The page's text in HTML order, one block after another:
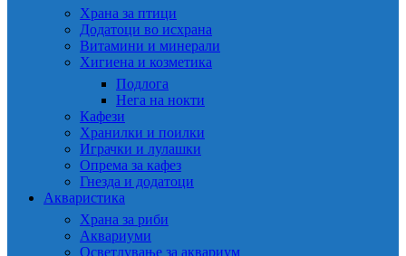
Храна за птици
Додатоци во исхрана
Витамини и минерали
Хигиена и козметика
Подлога
Нега на нокти
Кафези
Хранилки и поилки
Играчки и лулашки
Опрема за кафез
Гнезда и додатоци
Акваристика
Храна за риби
Аквариуми
Осветлување за аквариум